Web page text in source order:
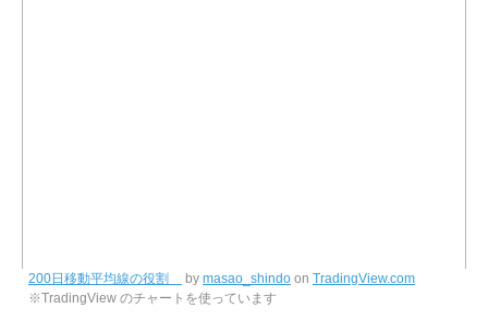
200日移動平均線の役割 by masao_shindo on TradingView.com
※TradingView のチャートを使っています